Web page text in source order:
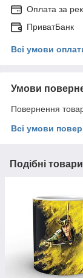
Оплата за
ПриватБанк
Всі умови
Умови
Повернення
Всі умови
Подібні